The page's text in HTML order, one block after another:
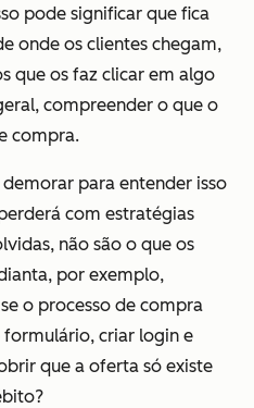
pode significar que fica
onde os clientes chegam,
que os faz clicar em algo
compreender o que o
compra.
para entender isso
com estratégias
não são o que os
por exemplo,
o processo de compra
criar login e
que a oferta só existe